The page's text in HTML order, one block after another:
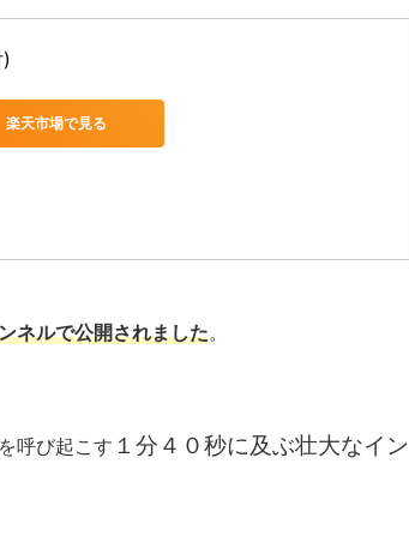
楽天市場で見る
ネルで公開されました。
呼び起こす １分４０秒に及ぶ壮大なイン